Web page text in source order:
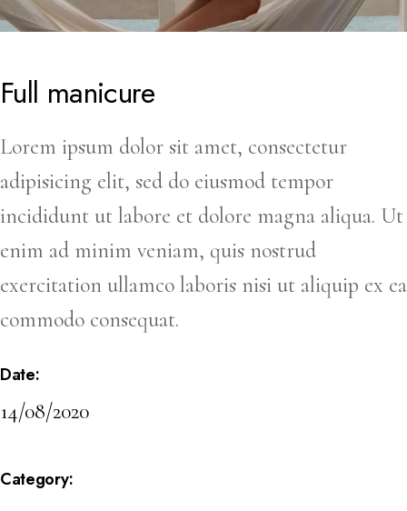
Full manicure
Lorem ipsum dolor sit amet, consectetur
adipisicing elit, sed do eiusmod tempor
incididunt ut labore et dolore magna aliqua. Ut
enim ad minim veniam, quis nostrud
exercitation ullamco laboris nisi ut aliquip ex ea
commodo consequat.
Date:
14/08/2020
Category: